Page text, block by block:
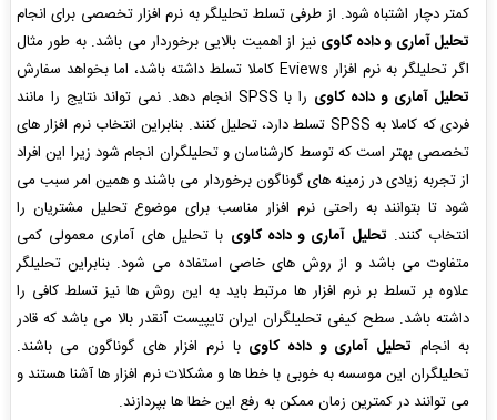
کمتر دچار اشتباه شود. از طرفی تسلط تحلیلگر به نرم افزار تخصصی برای انجام
تحلیل آماری و داده کاوی نیز از اهمیت بالایی برخوردار می باشد. به طور مثال
اگر تحلیلگر به نرم افزار Eviews کاملا تسلط داشته باشد، اما بخواهد سفارش
تحلیل آماری و داده کاوی
را با SPSS انجام دهد. نمی تواند نتایج را مانند
فردی که کاملا به SPSS تسلط دارد، تحلیل کنند. بنابراین انتخاب نرم افزار های
تخصصی بهتر است که توسط کارشناسان و تحلیلگران انجام شود زیرا این افراد
از تجربه زیادی در زمینه های گوناگون برخوردار می باشند و همین امر سبب می
شود تا بتوانند به راحتی نرم افزار مناسب برای موضوع تحلیل مشتریان را
انتخاب کنند. تحلیل آماری و داده کاوی با تحلیل های آماری معمولی کمی
متفاوت می باشد و از روش های خاصی استفاده می شود. بنابراین تحلیلگر
علاوه بر تسلط بر نرم افزار ها مرتبط باید به این روش ها نیز تسلط کافی را
داشته باشد. سطح کیفی تحلیلگران ایران تایپیست آنقدر بالا می باشد که قادر
به انجام تحلیل آماری و داده کاوی با نرم افزار های گوناگون می باشند.
تحلیلگران این موسسه به خوبی با خطا ها و مشکلات نرم افزار ها آشنا هستند و
می توانند در کمترین زمان ممکن به رفع این خطا ها بپردازند.